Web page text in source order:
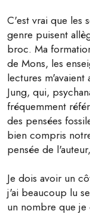
C'est vrai que les
genre puisent
broc. Ma
de Mons, les
lectures
Jung, qui,
fréquemment
des pensées
bien compris
pensée de
Je dois avoir un
j'ai beaucoup lu
un nombre que